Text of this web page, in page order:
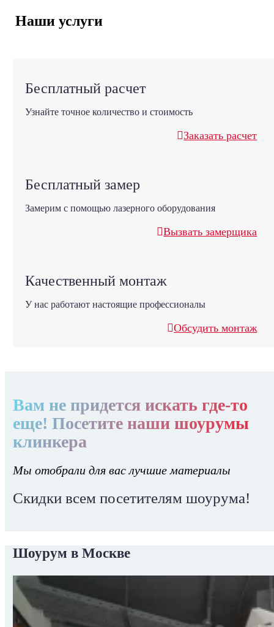
Наши услуги
Бесплатный расчет
Узнайте точное количество и стоимость
Заказать расчет
Бесплатный замер
Замерим с помощью лазерного оборудования
Вызвать замерщика
Качественный монтаж
У нас работают настоящие профессионалы
Обсудить монтаж
Вам не придется искать где-то
еще! Посетите наши шоурумы
клинкера
Мы отобрали для вас лучшие материалы
Скидки всем посетителям шоурума!
Шоурум в Москве